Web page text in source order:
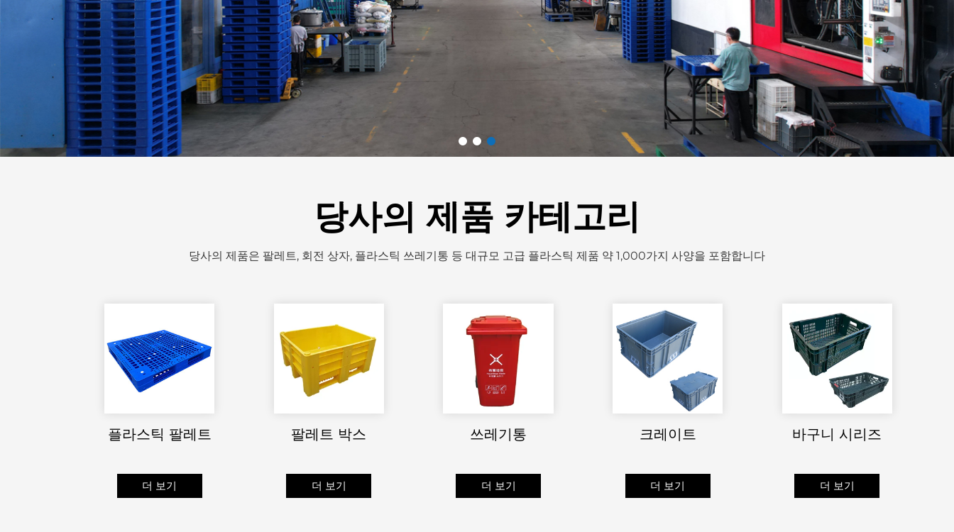
당사의 제품 카테고리
당사의 제품은 팔레트, 회전 상자, 플라스틱 쓰레기통 등 대규모 고급 플라스틱 제품 약 1,000가지 사양을 포함합니다
플라스틱 팔레트
더 보기
팔레트 박스
더 보기
쓰레기통
더 보기
크레이트
더 보기
바구니 시리즈
더 보기